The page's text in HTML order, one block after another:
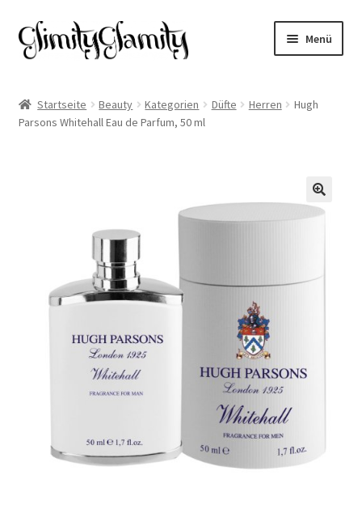
Zur
Navigation
Zum
Inhalt
Menü
Cookie-Richtlinie (EU)
Mein Konto
Warenkorb
Startseite Beauty Kategorien Düfte Herren
Hugh
Parsons Whitehall Eau de Parfum, 50 ml
🔍